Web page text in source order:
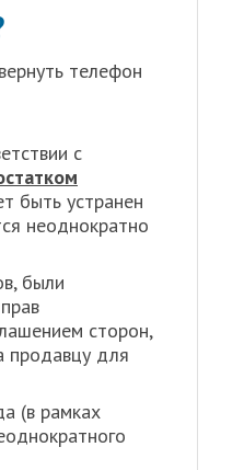
телефон
с
быть устранен
неоднократно
были
сторон,
продавцу для
(в рамках